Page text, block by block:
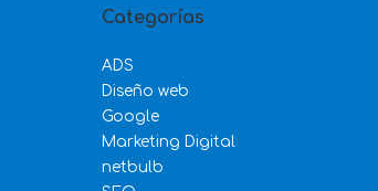
Categorías
ADS
Diseño web
Google
Marketing Digital
netbulb